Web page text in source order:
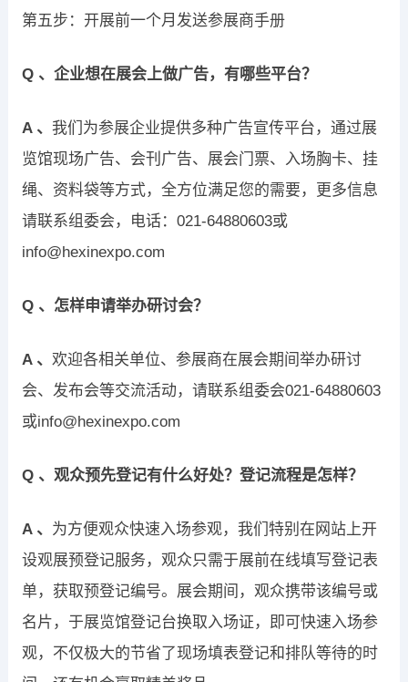
第五步：开展前一个月发送参展商手册
Q 、企业想在展会上做广告，有哪些平台？
A 、 我们为参展企业提供多种广告宣传平台，通过展
览馆现场广告、会刊广告、展会门票、入场胸卡、挂
绳、资料袋等方式，全方位满足您的需要，更多信息
请联系组委会，电话：021-64880603或
info@hexinexpo.com
Q 、怎样申请举办研讨会？
A 、 欢迎各相关单位、参展商在展会期间举办研讨
会、发布会等交流活动，请联系组委会021-64880603
或info@hexinexpo.com
Q 、观众预先登记有什么好处？登记流程是怎样？
A 、 为方便观众快速入场参观，我们特别在网站上开
设观展预登记服务，观众只需于展前在线填写登记表
单，获取预登记编号。展会期间，观众携带该编号或
名片，于展览馆登记台换取入场证，即可快速入场参
观，不仅极大的节省了现场填表登记和排队等待的时